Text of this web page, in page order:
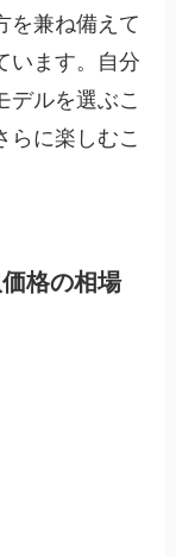
を兼ね備えて
います。自分
デルを選ぶこ
らに楽しむこ
格の相場